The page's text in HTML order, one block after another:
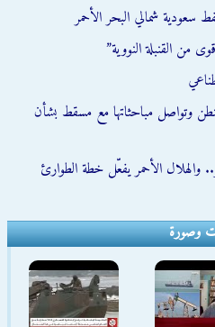
سعودية شمالي البحر الأحمر
القنبلة النووية”
وتواصل مباحثاتها مع مسقط بشأن
وصورة